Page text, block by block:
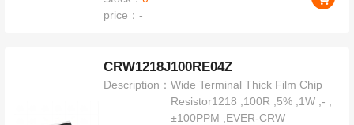
price：-
CRW1218J100RE04Z
Description：Wide Terminal Thick Film Chip
Resistor1218 ,100R ,5% ,1W ,- ,
±100PPM ,EVER-CRW